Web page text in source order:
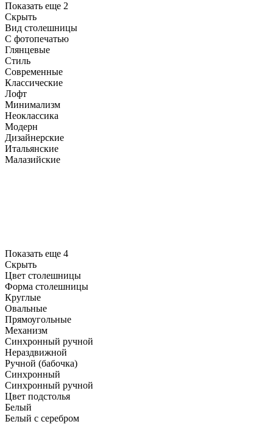
Показать еще 2
Скрыть
Вид столешницы
С фотопечатью
Глянцевые
Стиль
Современные
Классические
Лофт
Минимализм
Неоклассика
Модерн
Дизайнерские
Итальянские
Малазийские
Показать еще 4
Скрыть
Цвет столешницы
Форма столешницы
Круглые
Овальные
Прямоугольные
Механизм
Синхронный ручной
Нераздвижной
Ручной (бабочка)
Синхронный
Синхронный ручной
Цвет подстолья
Белый
Белый с серебром